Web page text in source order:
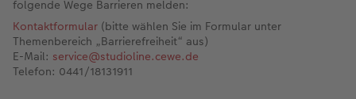
folgende Wege Barrieren melden:
Kontaktformular (bitte wählen Sie im Formular unter
Themenbereich „Barrierefreiheit“ aus)
E-Mail: service@studioline.cewe.de
Telefon: 0441/18131911